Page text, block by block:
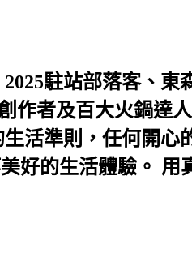
駐站部落客、東
作者及百大火鍋達
活準則，任何開心
好的生活體驗。 用